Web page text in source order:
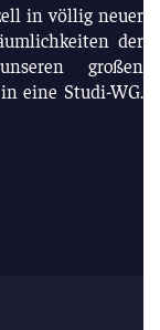
in völlig neuer
der
großen
eine Studi-WG.